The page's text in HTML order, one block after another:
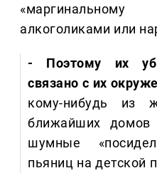
алкоголиками или
- Поэтому их
связано с их
кому-нибудь из
ближайших домов
шумные
пьяниц на детской